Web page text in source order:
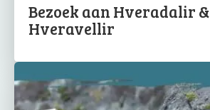
Bezoek aan Hveradalir &
Hveravellir